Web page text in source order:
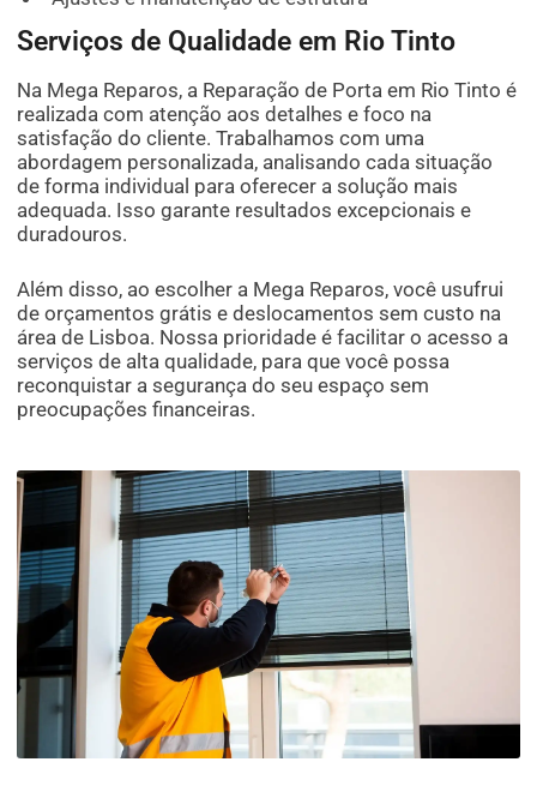
Serviços de Qualidade em Rio Tinto
Na Mega Reparos, a Reparação de Porta em Rio Tinto é
realizada com atenção aos detalhes e foco na
satisfação do cliente. Trabalhamos com uma
abordagem personalizada, analisando cada situação
de forma individual para oferecer a solução mais
adequada. Isso garante resultados excepcionais e
duradouros.
Além disso, ao escolher a Mega Reparos, você usufrui
de orçamentos grátis e deslocamentos sem custo na
área de Lisboa. Nossa prioridade é facilitar o acesso a
serviços de alta qualidade, para que você possa
reconquistar a segurança do seu espaço sem
preocupações financeiras.